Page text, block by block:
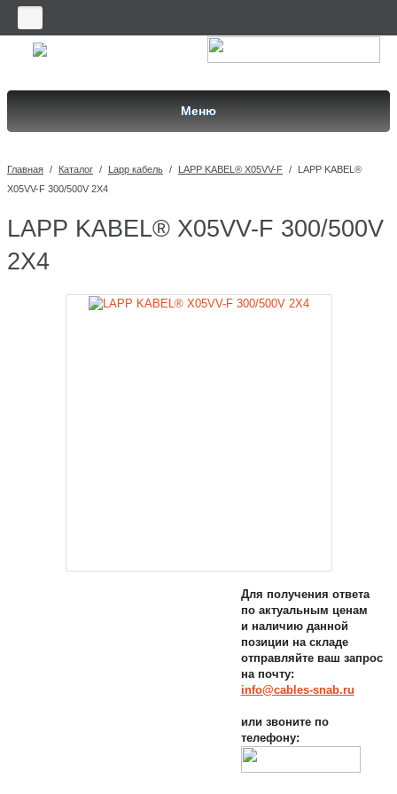
Меню
Главная / Каталог / Lapp кабель / LAPP KABEL® X05VV-F /
LAPP KABEL®
X05VV-F 300/500V 2X4
LAPP KABEL® X05VV-F 300/500V
2X4
Для получения ответа
по актуальным ценам
и наличию данной
позиции на складе
отправляйте ваш запрос
на почту:
info@cables-snab.ru
или звоните по
телефону: